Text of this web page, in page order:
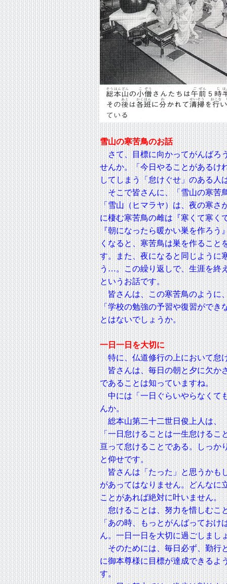
雪山の寒苦鳥のお話
さて、目標に向かってがんばろ
せんか。「今日やることがあるけ
してしまう「怠けぐせ」のある人
そこで皆さんに、「雪山の寒苦
「雪山（ヒマラヤ）は、夜の寒さ
に棲む寒苦鳥の雌は『寒くて寒く
『朝になったら暖かい巣を作ろう
くなると、寒苦鳥は巣を作ること
す。また、夜になると同じように
う…。この繰り返しで、生涯を終
というお話です。
皆さんは、この寒苦鳥のように
「学校の勉強の予習や復習ができ
とはないでしょうか。
一日一日を大切に
特に、仏道修行の上において怠
皆さんは、毎日の朝と夕に欠か
であることは知っていますね。
中には「一日ぐらいやらなくて
んか。
総本山第二十二世日俊上人は、
「一日怠けることは一生怠けるこ
亘って怠けることである。しっか
と仰せです。
皆さんは「たった」と思うかも
があってはなりません。どんなに
ことがあれば絶対に叶いません。
怠けることは、努力を惜しむこ
「あの時、もっとがんばっておけ
ん。一日一日を大切に過ごしまし
そのためには、毎日必ず、勤行
に御本尊様に目標が達成できるよ
す。